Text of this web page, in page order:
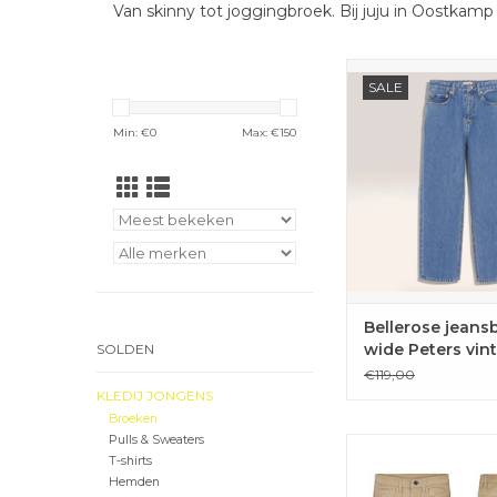
Van skinny tot joggingbroek. Bij juju in
Min: €0 Max: €150
SOLDEN
KLEDIJ JONGENS
Broeken
Pulls & Sweaters
T-shirts
Hemden
SALE
De Peters van
coole losse
jongens.
TOEVOEGEN
Bellerose
wide Peters
blue
€119,00
rekkers aanpasbaar